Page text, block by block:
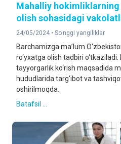
Mahalliy hokimliklarning
olish sohasidagi
24/05/2024 • So'nggi yangiliklar
Barchamizga ma’lum
ro‘yxatga olish tadbiri
tayyorgarlik ko‘rish maqsadida
hududlarida targ‘ibot va
oshirilmoqda.
Batafsil ...